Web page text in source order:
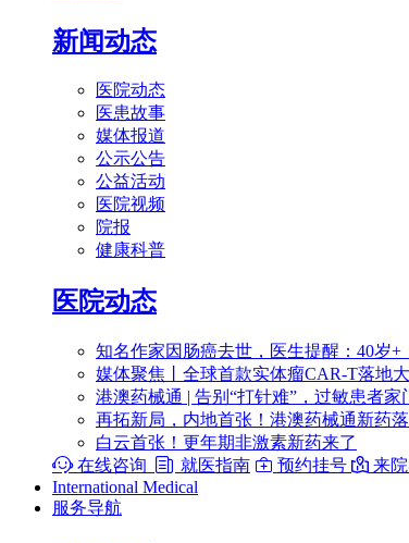
新闻动态
医院动态
医患故事
媒体报道
公示公告
公益活动
医院视频
院报
健康科普
医院动态
知名作家因肠癌去世，医生提醒：40岁+
媒体聚焦丨全球首款实体瘤CAR-T落地
港澳药械通 | 告别“打针难”，过敏患者
再拓新局，内地首张！港澳药械通新药
白云首张！更年期非激素新药来了
在线咨询  就医指南  预约挂号  来
International Medical
服务导航